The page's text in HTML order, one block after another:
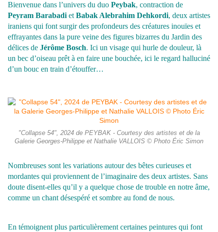
Bienvenue dans l’univers du duo Peybak, contraction de
Peyram Barabadi et Babak Alebrahim Dehkordi, deux artistes
iraniens qui font surgir des profondeurs des créatures inouïes et
effrayantes dans la pure veine des figures bizarres du Jardin des
délices de Jérôme Bosch. Ici un visage qui hurle de douleur, là
un bec d’oiseau prêt à en faire une bouchée, ici le regard halluciné
d’un bouc en train d’étouffer…
"Collapse 54", 2024 de PEYBAK - Courtesy des artistes et de la
Galerie Georges-Philippe et Nathalie VALLOIS © Photo Éric Simon
Nombreuses sont les variations autour des bêtes curieuses et
mordantes qui proviennent de l’imaginaire des deux artistes. Sans
doute disent-elles qu’il y a quelque chose de trouble en notre âme,
comme un chant désespéré et sombre au fond de nous.
En témoignent plus particulièrement certaines peintures qui font